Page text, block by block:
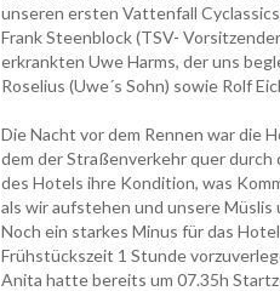
unseren ersten Vattenfall
Frank Steenblock (TSV-
erkrankten Uwe Harms, der uns
Roselius (Uwe´s Sohn) sowie Rolf
Die Nacht vor dem Rennen war die
dem der Straßenverkehr quer
des Hotels ihre Kondition, was
als wir aufstehen und unsere
Noch ein starkes Minus für das
Frühstückszeit 1 Stunde
Anita hatte bereits um 07.35h